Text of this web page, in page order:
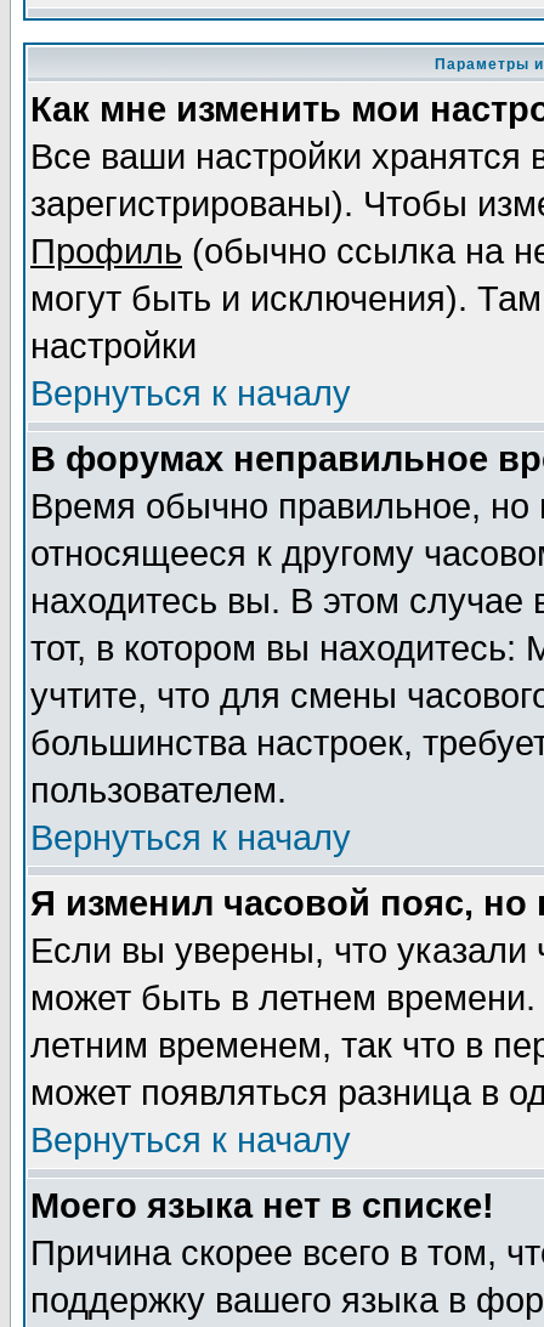
Параметры
Как мне изменить мои
Все ваши настройки
зарегистрированы). Чтобы
Профиль (обычно ссылка на
могут быть и исключения).
настройки
Вернуться к началу
В форумах неправильное
Время обычно правильное,
относящееся к другому
находитесь вы. В этом
тот, в котором вы
учтите, что для смены
большинства настроек,
пользователем.
Вернуться к началу
Я изменил часовой пояс,
Если вы уверены, что указали
может быть в летнем
летним временем, так что в
может появляться разница в
Вернуться к началу
Моего языка нет в списке!
Причина скорее всего в том,
поддержку вашего языка в